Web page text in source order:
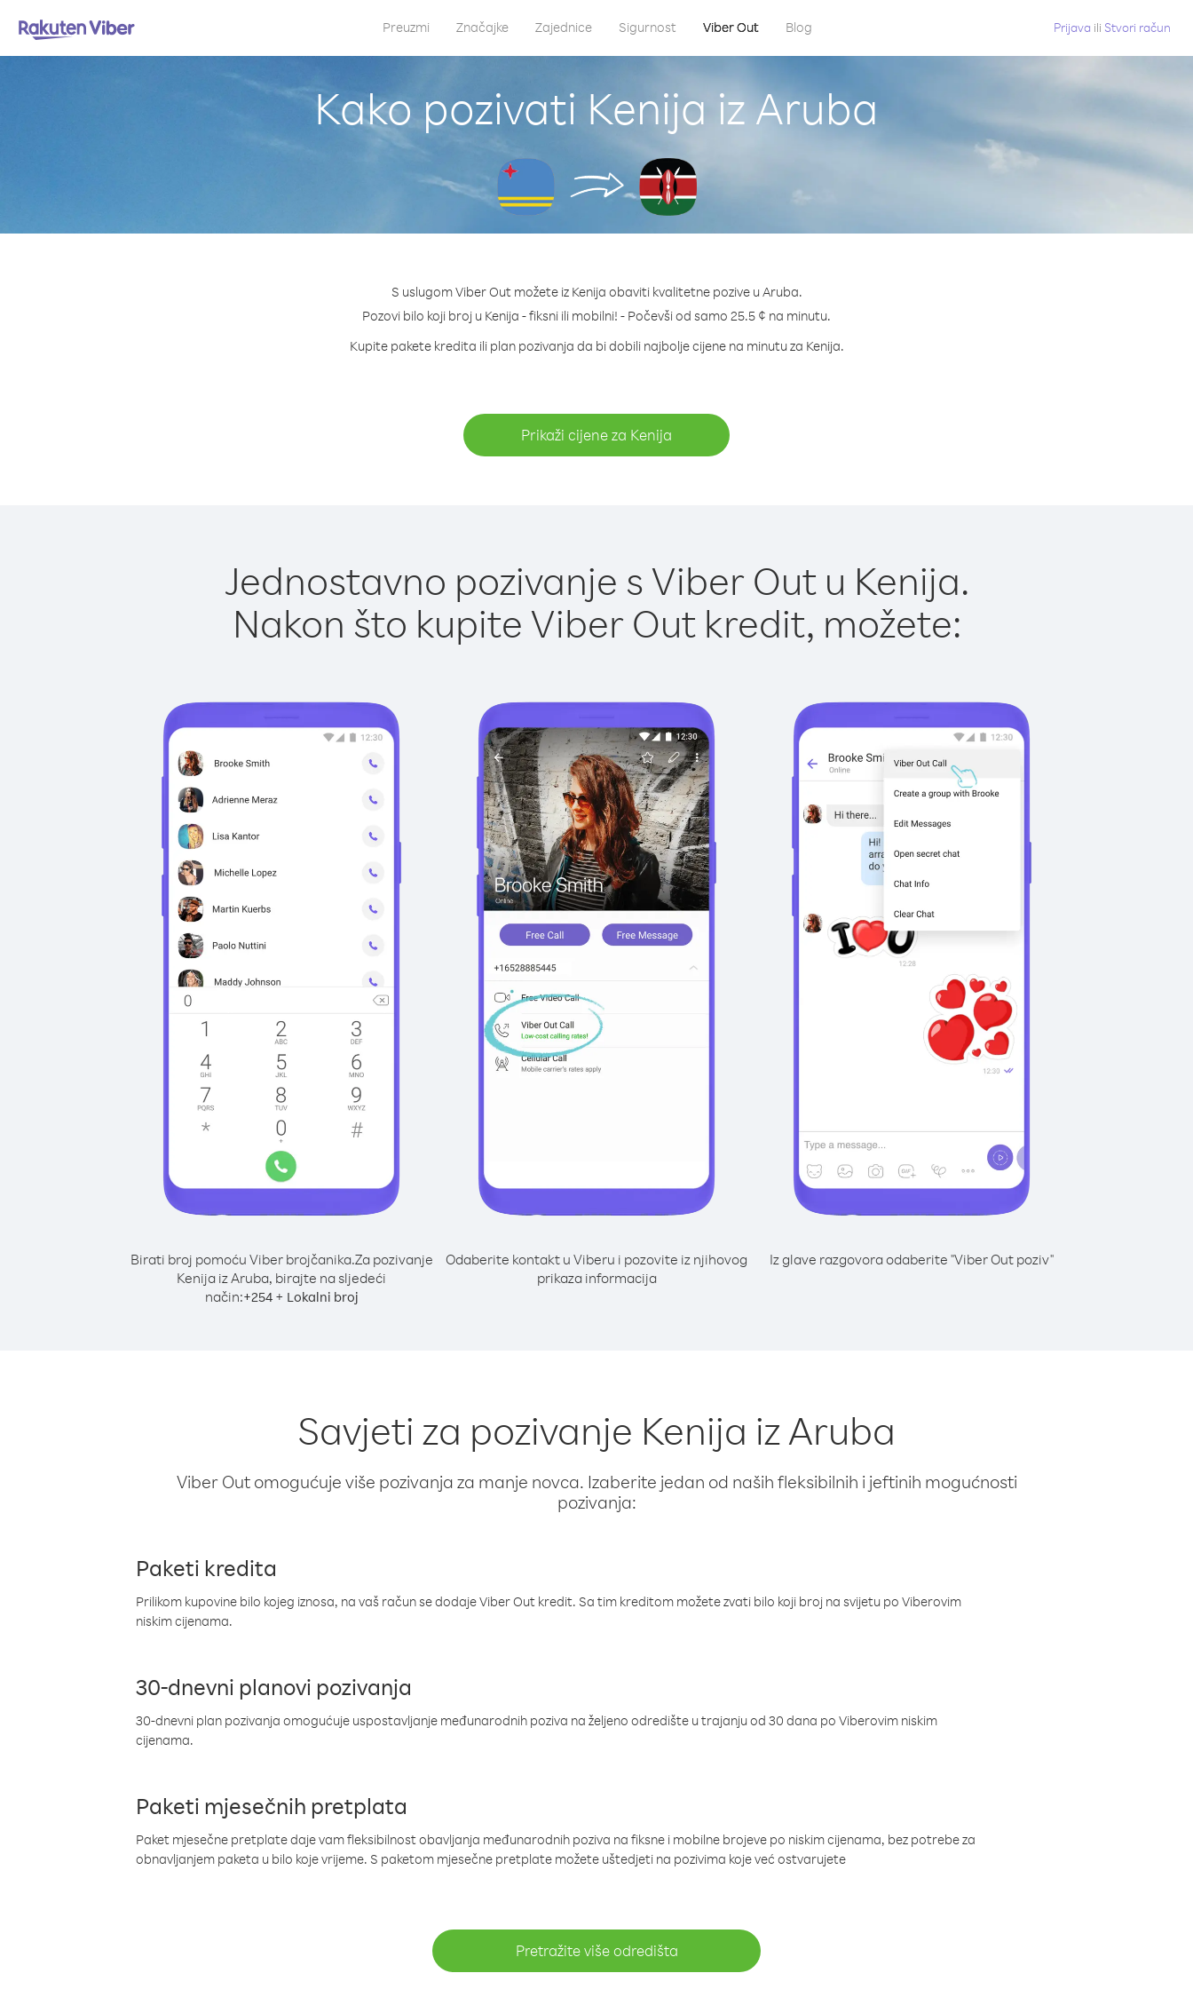
Preuzmi Značajke Zajednice Sigurnost Viber Out Blog Prijava ili Stvori račun
Kako pozivati Kenija iz Aruba
S uslugom Viber Out možete iz Kenija obaviti kvalitetne pozive u Aruba.
Pozovi bilo koji broj u Kenija - fiksni ili mobilni! - Počevši od samo 25.5 ¢ na minutu.
Kupite pakete kredita ili plan pozivanja da bi dobili najbolje cijene na minutu za Kenija.
Prikaži cijene za Kenija
Jednostavno pozivanje s Viber Out u Kenija.
Nakon što kupite Viber Out kredit, možete:
Birati broj pomoću Viber brojčanika.Za pozivanje
Kenija iz Aruba, birajte na sljedeći
način:+254+ Lokalni broj
Odaberite kontakt u Viberu i pozovite iz njihovog
prikaza informacija
Iz glave razgovora odaberite "Viber Out poziv"
Savjeti za pozivanje Kenija iz Aruba
Viber Out omogućuje više pozivanja za manje novca. Izaberite jedan od naših fleksibilnih i jeftinih mogućnosti
pozivanja:
Paketi kredita
Prilikom kupovine bilo kojeg iznosa, na vaš račun se dodaje Viber Out kredit. Sa tim kreditom možete zvati bilo koji broj na svijetu po Viberovim
niskim cijenama.
30-dnevni planovi pozivanja
30-dnevni plan pozivanja omogućuje uspostavljanje međunarodnih poziva na željeno odredište u trajanju od 30 dana po Viberovim niskim
cijenama.
Paketi mjesečnih pretplata
Paket mjesečne pretplate daje vam fleksibilnost obavljanja međunarodnih poziva na fiksne i mobilne brojeve po niskim cijenama, bez potrebe za
obnavljanjem paketa u bilo koje vrijeme. S paketom mjesečne pretplate možete uštedjeti na pozivima koje već ostvarujete
Pretražite više odredišta